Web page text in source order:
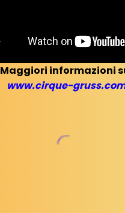
Maggiori informazioni
www.cirque-